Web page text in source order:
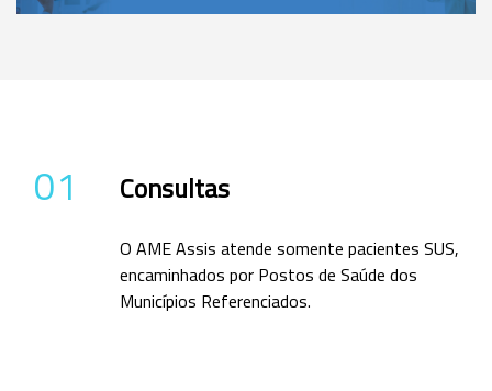
01 Consultas
O AME Assis atende somente pacientes SUS,
encaminhados por Postos de Saúde dos
Municípios Referenciados.